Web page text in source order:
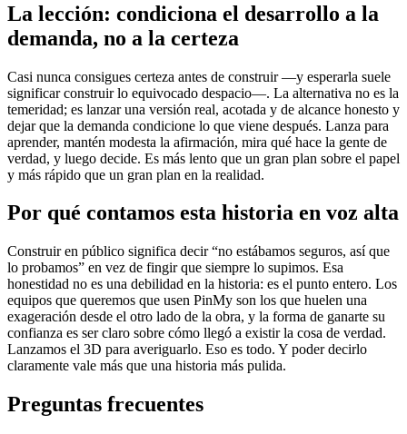
La lección: condiciona el desarrollo a la
demanda, no a la certeza
Casi nunca consigues certeza antes de construir —y esperarla suele
significar construir lo equivocado despacio—. La alternativa no es la
temeridad; es lanzar una versión real, acotada y de alcance honesto y
dejar que la demanda condicione lo que viene después. Lanza para
aprender, mantén modesta la afirmación, mira qué hace la gente de
verdad, y luego decide. Es más lento que un gran plan sobre el papel
y más rápido que un gran plan en la realidad.
Por qué contamos esta historia en voz alta
Construir en público significa decir “no estábamos seguros, así que
lo probamos” en vez de fingir que siempre lo supimos. Esa
honestidad no es una debilidad en la historia: es el punto entero. Los
equipos que queremos que usen PinMy son los que huelen una
exageración desde el otro lado de la obra, y la forma de ganarte su
confianza es ser claro sobre cómo llegó a existir la cosa de verdad.
Lanzamos el 3D para averiguarlo. Eso es todo. Y poder decirlo
claramente vale más que una historia más pulida.
Preguntas frecuentes